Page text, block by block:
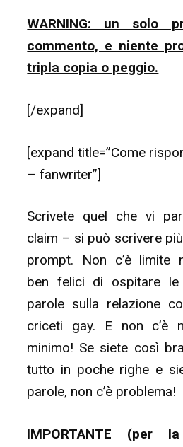
WARNING: un solo
commento, e niente
tripla copia o peggio.
[/expand]
[expand title=”Come
– fanwriter”]
Scrivete quel che vi
claim – si può scrivere
prompt. Non c’è limite
ben felici di ospitare le
parole sulla relazione
criceti gay. E non c’è
minimo! Se siete così
tutto in poche righe e
parole, non c’è problema!
IMPORTANTE (per